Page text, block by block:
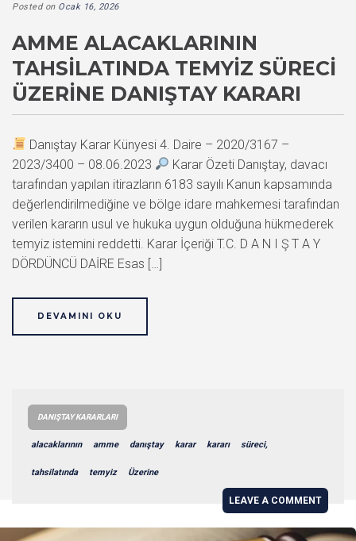
Posted on Ocak 16, 2026
AMME ALACAKLARININ
TAHSILATINDA TEMYIZ SÜRECI
ÜZERINE DANIŞTAY KARARI
Danıştay Karar Künyesi 4. Daire – 2020/3167 –
2023/3400 – 08.06.2023
Karar Özeti Danıştay, davacı
tarafından yapılan itirazların 6183 sayılı Kanun kapsamında
değerlendirilmediğine ve bölge idare mahkemesi tarafından
verilen kararın usul ve hukuka uygun olduğuna hükmederek
temyiz istemini reddetti. Karar İçeriği T.C. D A N I Ş T A Y
DÖRDÜNCÜ DAİRE Esas […]
DEVAMINI OKU
DANIŞTAY KARARLARI
alacaklarının amme danıştay karar kararı süreci,
tahsilatında temyiz Üzerine
LEAVE A COMMENT